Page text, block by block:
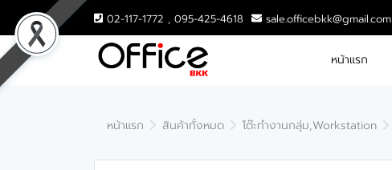
02-117-1772 , 095-425-4618 sale.officebkk@gmail.com
หน้าแรก
หน้าแรก สินค้าทั้งหมด โต๊ะทำงานกลุ่ม,Workstation